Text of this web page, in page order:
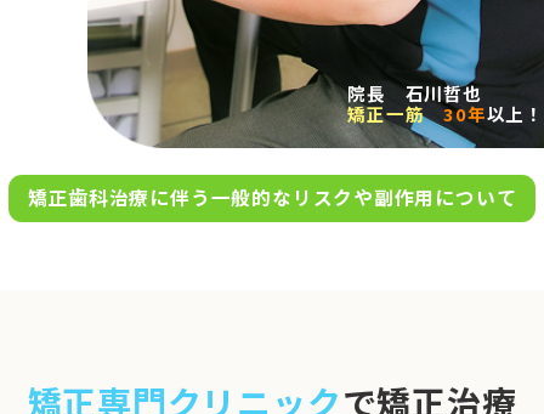
アクセス
お問い合わせ
完全
0120-695-578
※日曜は不定期で診療してい
ます
院長 石川哲也
矯正一筋
30年以上！
矯正歯科治療に伴う一般的なリスクや副作用について
矯正専門クリニックで矯正治療